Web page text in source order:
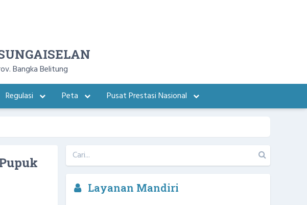
Bangka Belitung
Regulasi Peta Pusat Prestasi Nasional
Layanan Mandiri